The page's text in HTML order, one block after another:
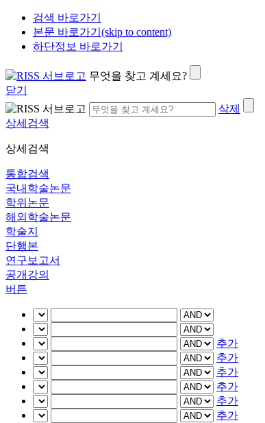
검색 바로가기
본문 바로가기(skip to content)
하단정보 바로가기
무엇을 찾고 계세요?
닫기
삭제
상세검색
상세검색
통합검색
국내학술논문
학위논문
해외학술논문
학술지
단행본
연구보고서
공개강의
버튼
추가
추가
추가
추가
추가
추가